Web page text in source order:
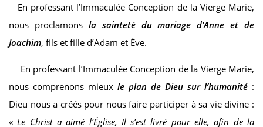
En professant l’Immaculée Conception de la Vierge Marie,
nous proclamons la sainteté du mariage d’Anne et de
Joachim, fils et fille d’Adam et Ève.
En professant l’Immaculée Conception de la Vierge Marie,
nous comprenons mieux le plan de Dieu sur l’humanité :
Dieu nous a créés pour nous faire participer à sa vie divine :
« Le Christ a aimé l’Église, Il s’est livré pour elle, afin de la